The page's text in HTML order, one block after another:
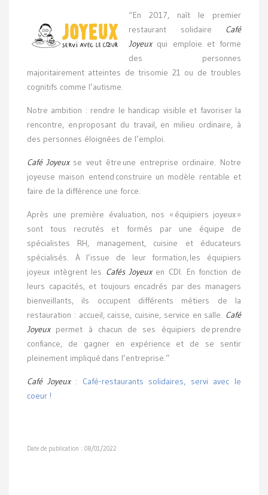
“En 2017, naît le premier
restaurant solidaire Café
Joyeuxqui emploie et forme
des personnes
majoritairement atteintes de trisomie 21 ou de troubles
cognitifs comme l’autisme.
Notre ambition : rendre le handicap visible et favoriser la
rencontre, en proposant du travail, en milieu ordinaire, à
des personnes éloignées de l’emploi.
Café Joyeuxse veut être une entreprise ordinaire. Notre
joyeuse maison entend construire un modèle rentable et
faire de la différence une force.
Après une première évaluation, nos « équipiers joyeux »
sont tous recrutés et formés par une équipe de
spécialistes RH, management, cuisine et éducateurs
spécialisés. À l’issue de leur formation, les équipiers
joyeux intègrent les Cafés Joyeuxen CDI. En fonction de
leurs capacités, et toujours encadrés par des managers
bienveillants, ils occupent différents métiers de la
restauration : accueil, caisse, cuisine, service en salle. Café
Joyeuxpermet à chacun de ses équipiers de prendre
confiance, de gagner en expérience et de se sentir
pleinement impliqué dans l’entreprise.”
Café Joyeux: Café-restaurants solidaires, servi avec le
coeur !
Date de publication : 08/01/2022